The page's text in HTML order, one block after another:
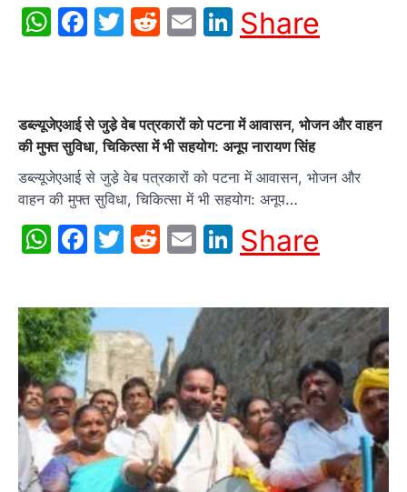
WhatsApp
Facebook
Twitter
Reddit
EmailLinkedIn
Share
डब्ल्यूजेएआई से जुडे़ वेब पत्रकारों को पटना में आवासन, भोजन और वाहन
की मुफ्त सुविधा, चिकित्सा में भी सहयोग: अनूप नारायण सिंह
डब्ल्यूजेएआई से जुडे़ वेब पत्रकारों को पटना में आवासन, भोजन और
वाहन की मुफ्त सुविधा, चिकित्सा में भी सहयोग: अनूप…
WhatsApp
Facebook
Twitter
Reddit
EmailLinkedIn
Share